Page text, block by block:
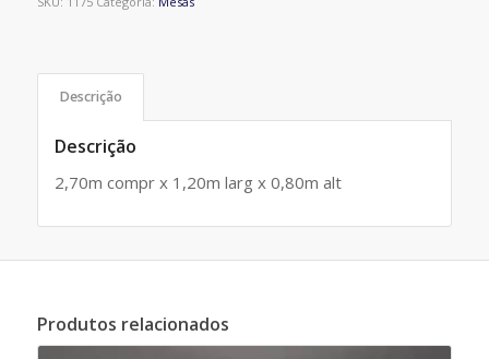
Descrição
Descrição
2,70m compr x 1,20m larg x 0,80m alt
Produtos relacionados